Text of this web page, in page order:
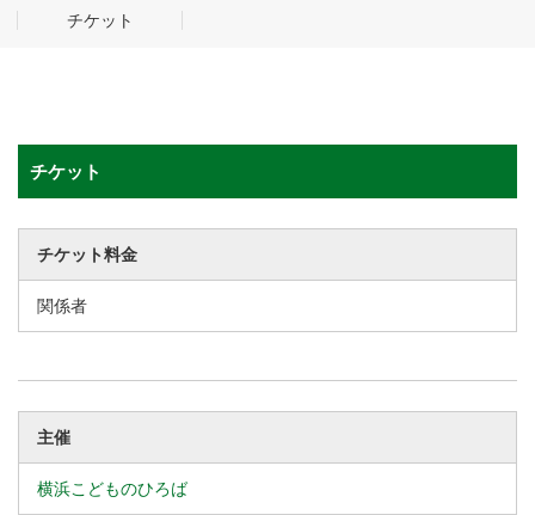
チケット
チケット
チケット料金
関係者
主催
横浜こどものひろば